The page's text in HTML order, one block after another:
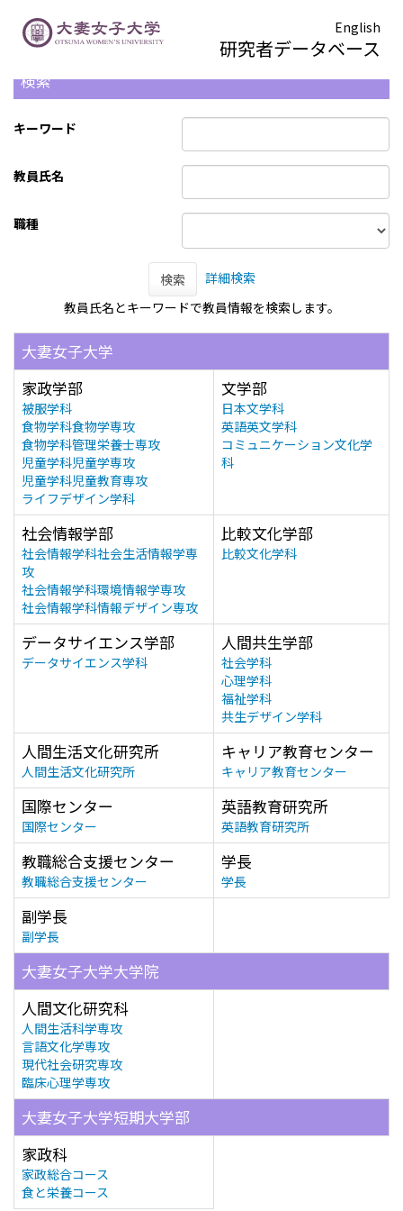
English
研究者データベース
検索
キーワード
教員氏名
職種
検索
詳細検索
教員氏名とキーワードで教員情報を検索します。
大妻女子大学
家政学部
被服学科
食物学科食物学専攻
食物学科管理栄養士専攻
児童学科児童学専攻
児童学科児童教育専攻
ライフデザイン学科
文学部
日本文学科
英語英文学科
コミュニケーション文化学
科
社会情報学部
社会情報学科社会生活情報学専
攻
社会情報学科環境情報学専攻
社会情報学科情報デザイン専攻
比較文化学部
比較文化学科
データサイエンス学部
データサイエンス学科
人間共生学部
社会学科
心理学科
福祉学科
共生デザイン学科
人間生活文化研究所
人間生活文化研究所
キャリア教育センター
キャリア教育センター
国際センター
国際センター
英語教育研究所
英語教育研究所
教職総合支援センター
教職総合支援センター
学長
学長
副学長
副学長
大妻女子大学大学院
人間文化研究科
人間生活科学専攻
言語文化学専攻
現代社会研究専攻
臨床心理学専攻
大妻女子大学短期大学部
家政科
家政総合コース
食と栄養コース